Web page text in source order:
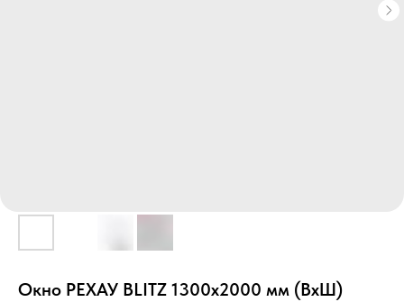
Окно РЕХАУ BLITZ 1300х2000 мм (ВхШ)